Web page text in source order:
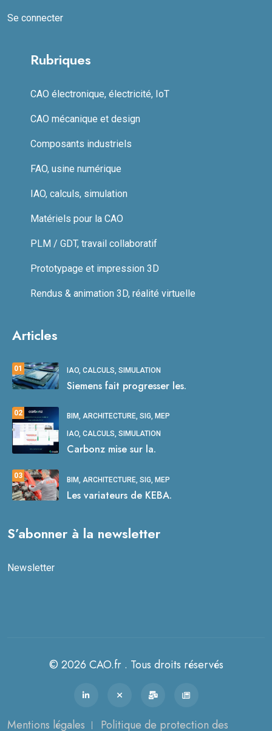
Se connecter
Rubriques
CAO électronique, électricité, IoT
CAO mécanique et design
Composants industriels
FAO, usine numérique
IAO, calculs, simulation
Matériels pour la CAO
PLM / GDT, travail collaboratif
Prototypage et impression 3D
Rendus & animation 3D, réalité virtuelle
Articles
01 IAO, CALCULS, SIMULATION
Siemens fait progresser les.
02 BIM, ARCHITECTURE, SIG, MEP
IAO, CALCULS, SIMULATION
Carbonz mise sur la.
03 BIM, ARCHITECTURE, SIG, MEP
Les variateurs de KEBA.
S’abonner à la newsletter
Newsletter
© 2026 CAO.fr . Tous droits réservés
Mentions légales Politique de protection des